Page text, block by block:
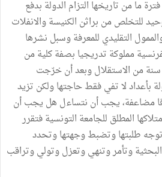
ما من تاريخها التزام الدولة بدفع
للتخلص من براثن الكنيسة والانفلات
التقليدي للمعرفة وسبل نشرها
مملوكة تدريجيا بصفة كلية من
طرف الدولة. واليوم بعد 60 سنة من الاستقلال وبعد أن خرّجت
بأعداد لا تفي فقط حاجتها ولكن تزيد
مضاعفة، يجب أن نتساءل هل يجب أن
المطلق للجامعة التونسية فتقرر
طلبتها وتضبط وجهتها وتحدد
وتأمر وتنهي وتعزل وتولي وتراقب